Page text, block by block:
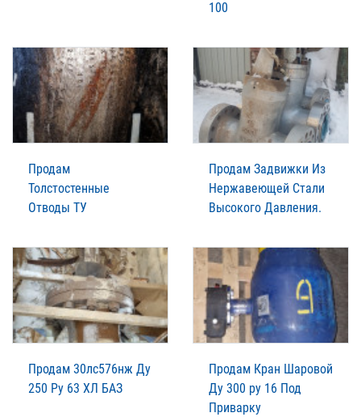
100
Продам
Толстостенные
Отводы ТУ
Продам Задвижки Из
Нержавеющей Стали
Высокого Давления.
Продам 30лс576нж Ду
250 Ру 63 ХЛ БАЗ
Продам Кран Шаровой
Ду 300 ру 16 Под
Приварку